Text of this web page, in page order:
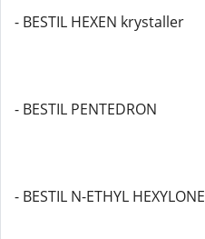
- BESTIL HEXEN krystaller
- BESTIL PENTEDRON
- BESTIL N-ETHYL HEXYLONE